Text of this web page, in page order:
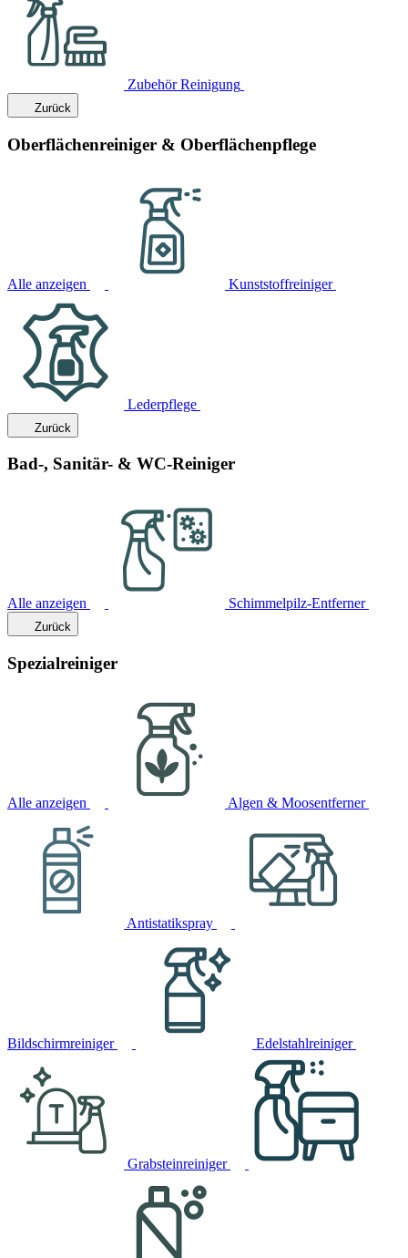
Zubehör Reinigung
Zurück
Oberflächenreiniger & Oberflächenpflege
Alle anzeigen Kunststoffreiniger
Lederpflege
Zurück
Bad-, Sanitär- & WC-Reiniger
Alle anzeigen Schimmelpilz-Entferner
Zurück
Spezialreiniger
Alle anzeigen Algen & Moosentferner
Antistatikspray
Bildschirmreiniger Edelstahlreiniger
Grabsteinreiniger